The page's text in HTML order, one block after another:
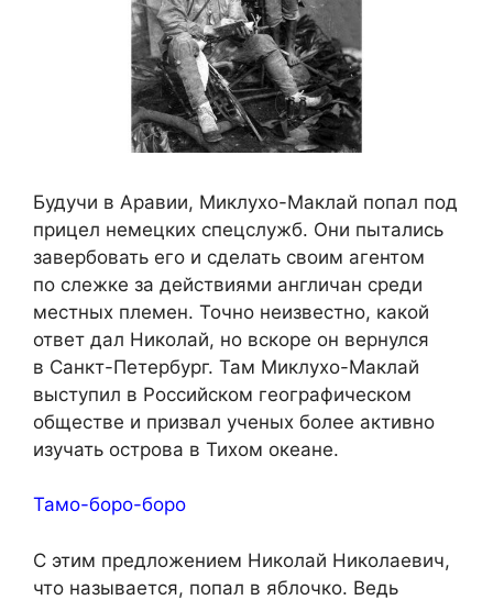
Будучи в Аравии, Миклухо-Маклай попал под
прицел немецких спецслужб. Они пытались
завербовать его и сделать своим агентом
по слежке за действиями англичан среди
местных племен. Точно неизвестно, какой
ответ дал Николай, но вскоре он вернулся
в Санкт-Петербург. Там Миклухо-Маклай
выступил в Российском географическом
обществе и призвал ученых более активно
изучать острова в Тихом океане.
Тамо-боро-боро
С этим предложением Николай Николаевич,
что называется, попал в яблочко. Ведь